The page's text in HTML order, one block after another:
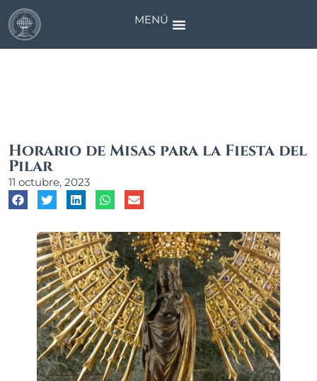
MENÚ
Horario de Misas para la Fiesta del
Pilar
11 octubre, 2023